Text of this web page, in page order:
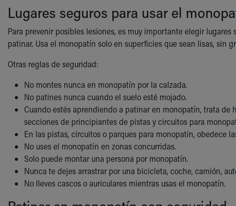
Lugares seguros para usar el
Para prevenir posibles lesiones, es muy importante elegir
patinar. Usa el monopatín solo en superficies que sean lisas, sin
Otras reglas de seguridad:
No montes nunca en monopatín por la calzada.
No patines nunca cuando el suelo esté mojado.
Cuando estés aprendiendo a patinar en monopatín, trata de
secciones de principiantes de pistas y circuitos para
En las pistas, circuitos o parques para monopatín, obedece
No uses el monopatín en zonas concurridas.
Solo puede montar una persona por monopatín.
Nunca te dejes arrastrar por una bicicleta, coche, camión,
No lleves cascos o auriculares mientras usas el monopatín.